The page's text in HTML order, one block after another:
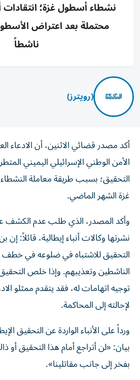
نشطاء أسطول غزة؛ انتقادات
ناشطاً
(رويترز)
أكد مصدر قضائي الاثنين، أن الادعاء
الأمن الوطني الإسرائيلي اليميني
التحقيق؛ بسبب طريقة معاملة
غزة ‌الشهر ⁠الماضي.
وأكد المصدر، الذي طلب عدم الكشف
نشرتها وكالات ‌أنباء إيطالية، قائلاً:
التحقيق للاشتباه في ضلوعه في خطف
الناشطين وتعذيبهم. وإذا خلص
توجيه اتهامات له، فقد يتقدم ممثلو
لإحالته إلى المحاكمة.
ورداً على الأنباء الواردة عن التحقيق
بيان: «لن أتراجع أمام هذا التحقيق
بفخر إلى جانب مقاتلينا».